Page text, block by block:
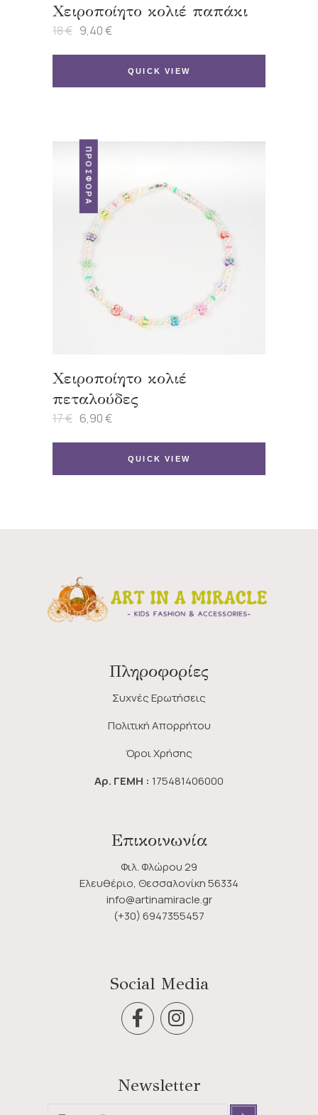
Χειροποίητο κολιέ παπάκι
18€ Original
was:
9,40€
Η
τιμή
QUICK VIEW
ΠΡΟΣΦΟΡΆ
Χειροποίητο κολιέ
πεταλούδες
17€ Original
was:
6,90€
Η
τιμή
QUICK VIEW
Πληροφορίες
Συχνές Ερωτήσεις
Πολιτική Απορρήτου
Όροι Χρήσης
Αρ. ΓΕΜΗ : 175481406000
Επικοινωνία
Φιλ. Φλώρου 29
Ελευθέριο, Θεσσαλονίκη 56334
info@artinamiracle.gr
(+30) 6947355457
Social Media
Newsletter